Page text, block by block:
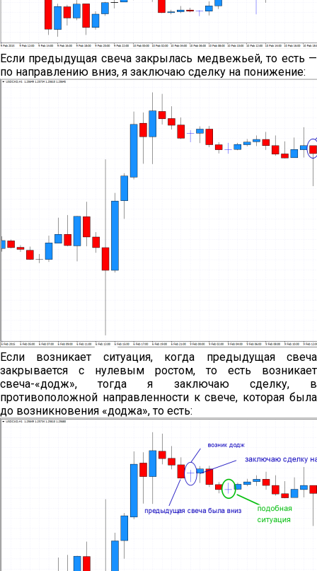
Если предыдущая свеча закрылась медвежьей, то есть —
по направлению вниз, я заключаю сделку на понижение:
Если возникает ситуация, когда предыдущая свеча
закрывается с нулевым ростом, то есть возникает
свеча-«додж», тогда я заключаю сделку, в
противоположной направленности к свече, которая была
до возникновения «доджа», то есть: